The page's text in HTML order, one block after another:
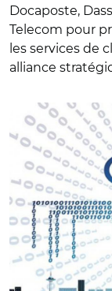
Docaposte,
Telecom pour
les services de
alliance